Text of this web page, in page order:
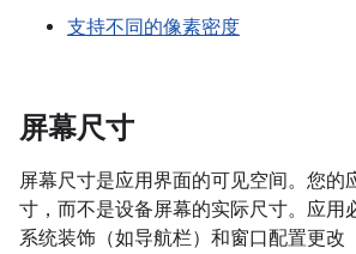
支持不同的像素密度
屏幕尺寸
屏幕尺寸是应用界面的可见空间。您的
寸，而不是设备屏幕的实际尺寸。应用
系统装饰（如导航栏）和窗口配置更改